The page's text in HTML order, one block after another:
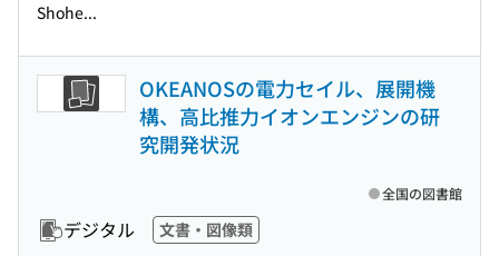
Shohe...
OKEANOSの電力セイル、展開機
構、高比推力イオンエンジンの研
究開発状況
デジタル 文書・図像類
全国の図書館